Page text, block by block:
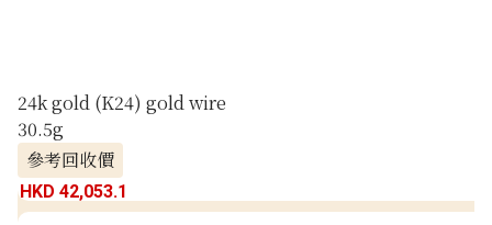
24k gold (K24) gold wire
30.5g
參考回收價
HKD 42,053.1